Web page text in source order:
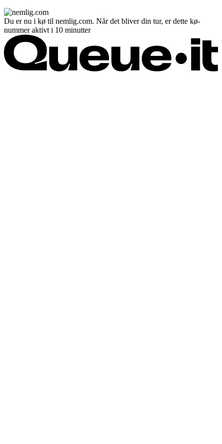
Du er nu i kø til nemlig.com. Når det bliver din tur, er dette kø-
nummer aktivt i 10 minutter